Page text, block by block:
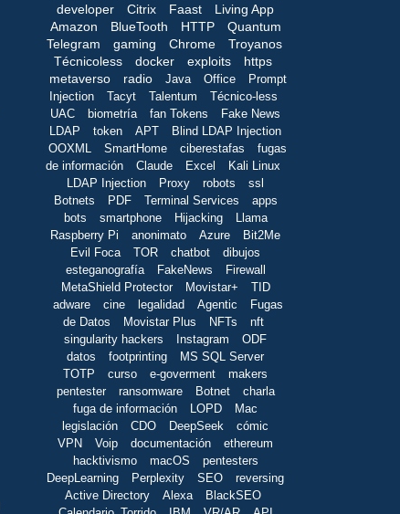
developer
Citrix Faast
Living App
Amazon
BlueTooth HTTP
Quantum
Telegram
gaming Chrome
Troyanos
Técnicoless
docker exploits
https
metaverso
radio Java Office
Prompt
Injection
Tacyt Talentum
Técnico-less
UAC
biometría fan Tokens
Fake News
LDAP
token APT
Blind LDAP Injection
OOXML
SmartHome ciberestafas
fugas
de información
Claude Excel
Kali Linux
LDAP Injection
Proxy robots
ssl
Botnets
PDF Terminal Services
apps
bots
smartphone Hijacking
Llama
Raspberry Pi
anonimato Azure
Bit2Me
Evil Foca
TOR chatbot
dibujos
esteganografía
FakeNews
Firewall
MetaShield Protector
Movistar+
TID
adware
cine legalidad Agentic
Fugas
de Datos
Movistar Plus NFTs
nft
singularity hackers
Instagram
ODF
datos
footprinting
MS SQL Server
TOTP
curso e-goverment
makers
pentester
ransomware Botnet
charla
fuga de información
LOPD
Mac
legislación
CDO DeepSeek
cómic
VPN
Voip documentación
ethereum
hacktivismo
macOS
pentesters
DeepLearning
Perplexity SEO
reversing
Active Directory
Alexa
BlackSEO